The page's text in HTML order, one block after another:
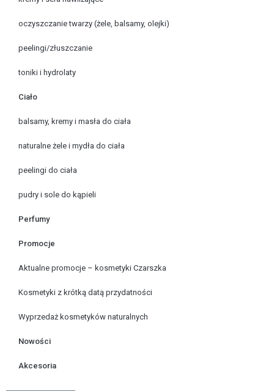
oczyszczanie twarzy (żele, balsamy, olejki)
peelingi/złuszczanie
toniki i hydrolaty
Ciało
balsamy, kremy i masła do ciała
naturalne żele i mydła do ciała
peelingi do ciała
pudry i sole do kąpieli
Perfumy
Promocje
Aktualne promocje – kosmetyki Czarszka
Kosmetyki z krótką datą przydatności
Wyprzedaż kosmetyków naturalnych
Nowości
Akcesoria